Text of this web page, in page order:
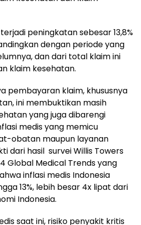
peningkatan sebesar 13,8%
dengan periode yang
dan dari total klaim ini
klaim kesehatan.
pembayaran klaim, khususnya
ini membuktikan masih
yang juga dibarengi
medis yang memicu
obatan maupun layanan
dari hasil survei Willis Towers
Global Medical Trends yang
inflasi medis Indonesia
13%, lebih besar 4x lipat dari
Indonesia.
saat ini, risiko penyakit kritis